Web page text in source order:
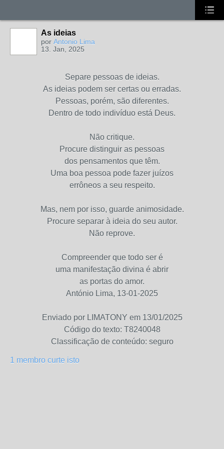
As ideias
por Antonio Lima
13. Jan, 2025
Separe pessoas de ideias.
As ideias podem ser certas ou erradas.
Pessoas, porém, são diferentes.
Dentro de todo indivíduo está Deus.
Não critique.
Procure distinguir as pessoas
dos pensamentos que têm.
Uma boa pessoa pode fazer juízos
errôneos a seu respeito.
Mas, nem por isso, guarde animosidade.
Procure separar à ideia do seu autor.
Não reprove.
Compreender que todo ser é
uma manifestação divina é abrir
as portas do amor.
António Lima, 13-01-2025
Enviado por LIMATONY em 13/01/2025
Código do texto: T8240048
Classificação de conteúdo: seguro
1 membro curte isto